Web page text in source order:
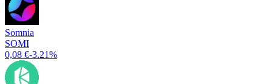
Somnia
SOMI
0,08 €-3.21%